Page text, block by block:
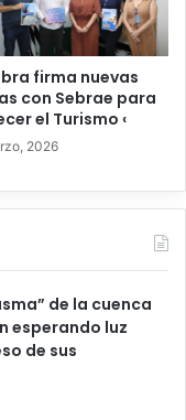
firma nuevas
con Sebrae para
el Turismo ‹
2026
de la cuenca
esperando luz
de sus